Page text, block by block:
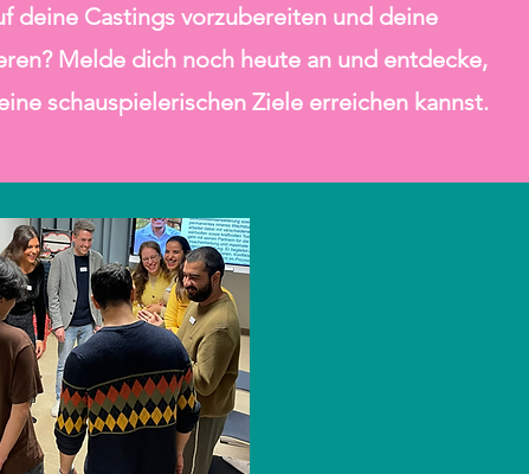
deine Castings vorzubereiten und deine
Melde dich noch heute an und entdecke,
schauspielerischen Ziele erreichen kannst.